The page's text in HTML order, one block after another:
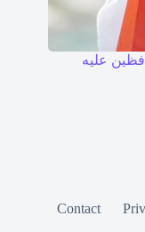
عليه
Contact